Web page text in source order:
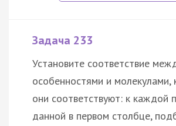
Задача 233
Установите соответствие
особенностями и молекулами,
они соответствуют: к каждой
данной в первом столбце,